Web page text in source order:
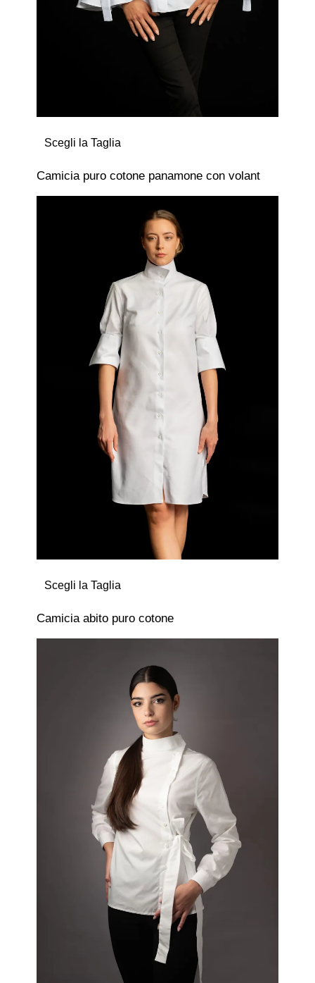
Scegli la Taglia
Camicia puro cotone panamone con volant
Scegli la Taglia
Camicia abito puro cotone